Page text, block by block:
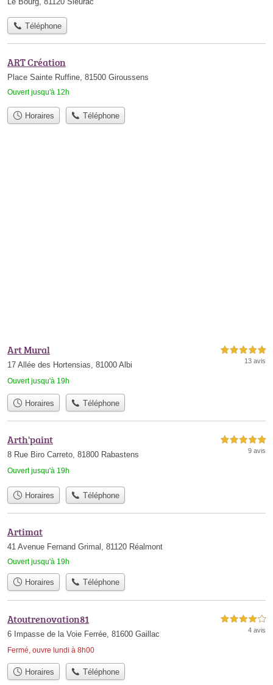
Téléphone
ART Création
Place Sainte Ruffine, 81500 Giroussens
Ouvert jusqu'à 12h
Horaires Téléphone
Art Mural
17 Allée des Hortensias, 81000 Albi
Ouvert jusqu'à 19h
5,0 étoiles sur 5
13 avis
Horaires Téléphone
Arth'paint
8 Rue Biro Carreto, 81800 Rabastens
Ouvert jusqu'à 19h
5,0 étoiles sur 5
9 avis
Horaires Téléphone
Artimat
41 Avenue Fernand Grimal, 81120 Réalmont
Ouvert jusqu'à 19h
Horaires Téléphone
Atoutrenovation81
6 Impasse de la Voie Ferrée, 81600 Gaillac
Fermé, ouvre lundi à 8h00
4,0 étoiles sur 5
4 avis
Horaires Téléphone